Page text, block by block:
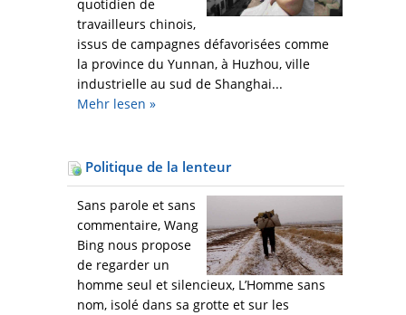
quotidien de
travailleurs chinois,
issus de campagnes défavorisées comme
la province du Yunnan, à Huzhou, ville
industrielle au sud de Shanghai...
Mehr lesen »
Politique de la lenteur
Sans parole et sans
commentaire, Wang
Bing nous propose
de regarder un
homme seul et silencieux, L’Homme sans
nom, isolé dans sa grotte et sur les